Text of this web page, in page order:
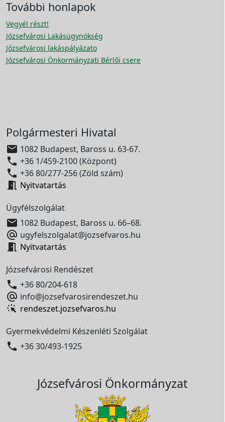
További honlapok
Vegyél részt!
Józsefvárosi Lakásügynökség
Józsefvárosi lakáspályázato
Józsefvárosi Önkormányzati Bérlői csere
Polgármesteri Hivatal
 1082 Budapest, Baross u. 63-67.
 +36 1/459-2100 (Központ)
 +36 80/277-256 (Zöld szám)
 Nyitvatartás
Ügyfélszolgálat
 1082 Budapest, Baross u. 66–68.
 ugyfelszolgalat@jozsefvaros.hu
 Nyitvatartás
Józsefvárosi Rendészet
 +36 80/204-618
 info@jozsefvarosirendeszet.hu
rendeszet.jozsefvaros.hu
Gyermekvédelmi Készenléti Szolgálat
 +36 30/493-1925
Józsefvárosi Önkormányzat